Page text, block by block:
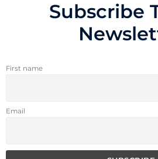
Subscribe
First name
Email